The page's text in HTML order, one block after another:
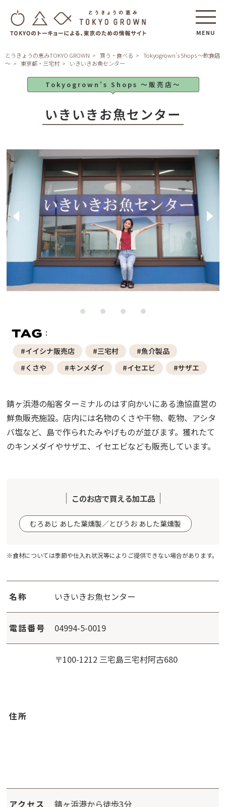
MENU
とうきょうの恵みTOKYO GROWN 買う・食べる
Tokyogrown's Shops ～飲食店
～
東京都・三宅村 いきいきお魚センター
Tokyogrown's Shops ～販売店～
いきいきお魚センター
#イイシナ販売店 #三宅村
#魚介製品
#くさや
#キンメダイ #イセエビ #サザエ
錆ヶ浜港の船客ターミナルのはす向かいにある漁協直営の
鮮魚販売施設。店内には名物のくさや干物、乾物、アシタ
バ塩など、島で作られたみやげものが並びます。獲れたて
のキンメダイやサザエ、イセエビなども販売しています。
このお店で買える加工品
むろあじ あした葉燻製／とびうお あした葉燻製
※食材については季節や仕入れ状況等によりご提供できない場合があります。
名称 いきいきお魚センター
電話番号 04994-5-0019
住所
〒100-1212 三宅島三宅村阿古680
アクセス 錆ヶ浜港から徒歩3分